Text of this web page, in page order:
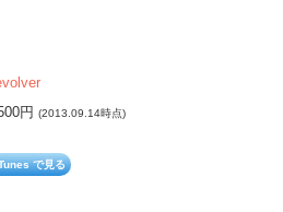
円 (2013.09.14時点)
で見る